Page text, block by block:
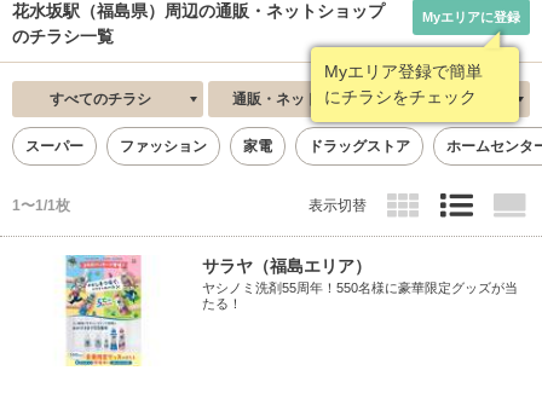
花水坂駅（福島県）周辺の通販・ネットショップ
のチラシ一覧
Myエリア登録で簡単
にチラシをチェック
Myエリアに登録
すべてのチラシ 通販・ネットショップ 新着順
スーパー ファッション 家電 ドラッグストア ホームセンタ
1〜1/1枚 表示切替
サラヤ（福島エリア）
ヤシノミ洗剤55周年！550名様に豪華限定グッズが当
たる！